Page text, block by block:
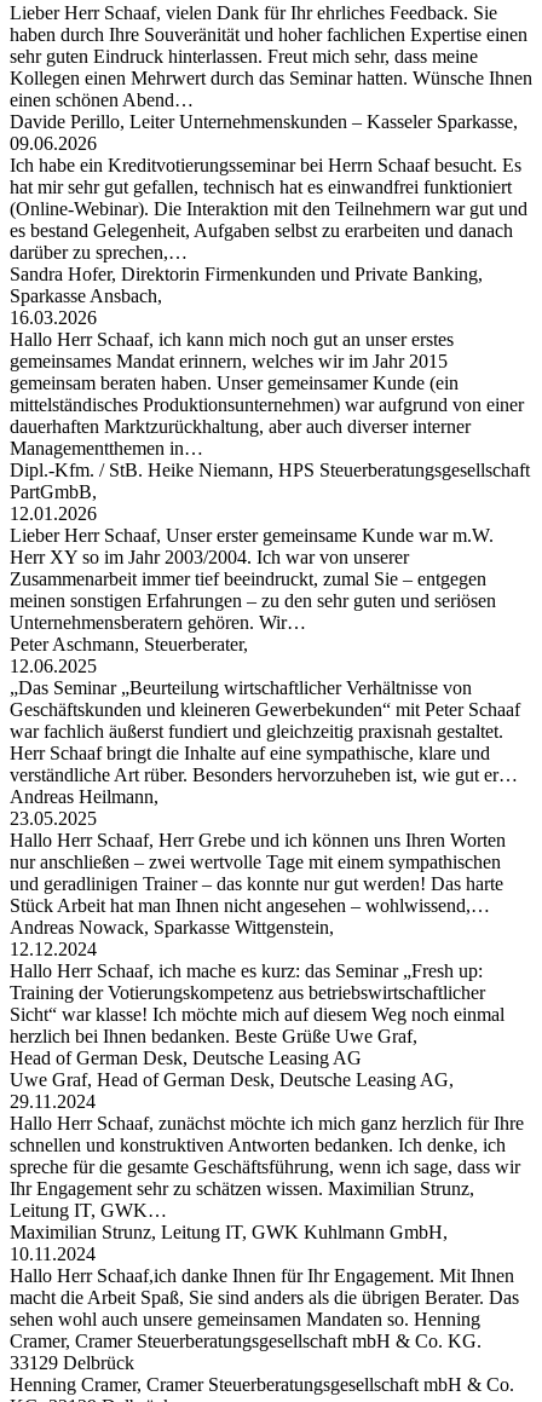
Lieber Herr Schaaf, vielen Dank für Ihr ehrliches Feedback. Sie
haben durch Ihre Souveränität und hoher fachlichen Expertise einen
sehr guten Eindruck hinterlassen. Freut mich sehr, dass meine
Kollegen einen Mehrwert durch das Seminar hatten. Wünsche Ihnen
einen schönen Abend…
Davide Perillo, Leiter Unternehmenskunden – Kasseler Sparkasse,
09.06.2026
Ich habe ein Kreditvotierungsseminar bei Herrn Schaaf besucht. Es
hat mir sehr gut gefallen, technisch hat es einwandfrei funktioniert
(Online-Webinar). Die Interaktion mit den Teilnehmern war gut und
es bestand Gelegenheit, Aufgaben selbst zu erarbeiten und danach
darüber zu sprechen,…
Sandra Hofer, Direktorin Firmenkunden und Private Banking,
Sparkasse Ansbach,
16.03.2026
Hallo Herr Schaaf, ich kann mich noch gut an unser erstes
gemeinsames Mandat erinnern, welches wir im Jahr 2015
gemeinsam beraten haben. Unser gemeinsamer Kunde (ein
mittelständisches Produktionsunternehmen) war aufgrund von einer
dauerhaften Marktzurückhaltung, aber auch diverser interner
Managementthemen in…
Dipl.-Kfm. / StB. Heike Niemann, HPS Steuerberatungsgesellschaft
PartGmbB,
12.01.2026
Lieber Herr Schaaf, Unser erster gemeinsame Kunde war m.W.
Herr XY so im Jahr 2003/2004. Ich war von unserer
Zusammenarbeit immer tief beeindruckt, zumal Sie – entgegen
meinen sonstigen Erfahrungen – zu den sehr guten und seriösen
Unternehmensberatern gehören. Wir…
Peter Aschmann, Steuerberater,
12.06.2025
„Das Seminar „Beurteilung wirtschaftlicher Verhältnisse von
Geschäftskunden und kleineren Gewerbekunden“ mit Peter Schaaf
war fachlich äußerst fundiert und gleichzeitig praxisnah gestaltet.
Herr Schaaf bringt die Inhalte auf eine sympathische, klare und
verständliche Art rüber. Besonders hervorzuheben ist, wie gut er…
Andreas Heilmann,
23.05.2025
Hallo Herr Schaaf, Herr Grebe und ich können uns Ihren Worten
nur anschließen – zwei wertvolle Tage mit einem sympathischen
und geradlinigen Trainer – das konnte nur gut werden! Das harte
Stück Arbeit hat man Ihnen nicht angesehen – wohlwissend,…
Andreas Nowack, Sparkasse Wittgenstein,
12.12.2024
Hallo Herr Schaaf, ich mache es kurz: das Seminar „Fresh up:
Training der Votierungskompetenz aus betriebswirtschaftlicher
Sicht“ war klasse! Ich möchte mich auf diesem Weg noch einmal
herzlich bei Ihnen bedanken. Beste Grüße Uwe Graf,
Head of German Desk, Deutsche Leasing AG
Uwe Graf, Head of German Desk, Deutsche Leasing AG,
29.11.2024
Hallo Herr Schaaf, zunächst möchte ich mich ganz herzlich für Ihre
schnellen und konstruktiven Antworten bedanken. Ich denke, ich
spreche für die gesamte Geschäftsführung, wenn ich sage, dass wir
Ihr Engagement sehr zu schätzen wissen. Maximilian Strunz,
Leitung IT, GWK…
Maximilian Strunz, Leitung IT, GWK Kuhlmann GmbH,
10.11.2024
Hallo Herr Schaaf,ich danke Ihnen für Ihr Engagement. Mit Ihnen
macht die Arbeit Spaß, Sie sind anders als die übrigen Berater. Das
sehen wohl auch unsere gemeinsamen Mandaten so. Henning
Cramer, Cramer Steuerberatungsgesellschaft mbH & Co. KG.
33129 Delbrück
Henning Cramer, Cramer Steuerberatungsgesellschaft mbH & Co.